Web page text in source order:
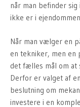
når man befinder
ikke er i
Når man vælger en
en tekniker, men en
det fælles mål om at
Derfor er valget af
beslutning om
investere i en